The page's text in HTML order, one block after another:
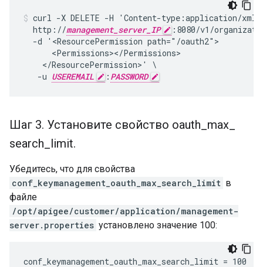
curl -X DELETE -H 'Content-type:application/
  http://
management_server_IP
:8080/v1/
  -d '<ResourcePermission path="/oauth2">
      <Permissions></Permissions>
    </ResourcePermission>' \
   -u
USEREMAIL : PASSWORD
Шаг 3. Установите свойство oauth max
search limit.
Убедитесь, что для свойства
conf_keymanagement_oauth_max_search_limit в
файле
/opt/apigee/customer/application/management-
server.properties установлено значение 100:
conf_keymanagement_oauth_max_search_limit = 100